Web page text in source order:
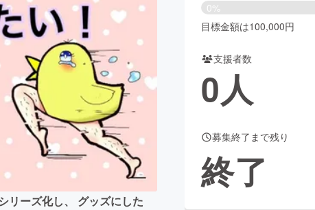
版
ビューティー・ヘルスケア
for Social GoodCAMPFIRE Creation
ふるさと納税
machi-yaコミュニティ
ーズ化し、 グッズにした
0%
目標金額は100,000円
支援者数
0人
募集終了まで残り
終了